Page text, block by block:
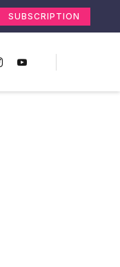
SUBSCRIPTION